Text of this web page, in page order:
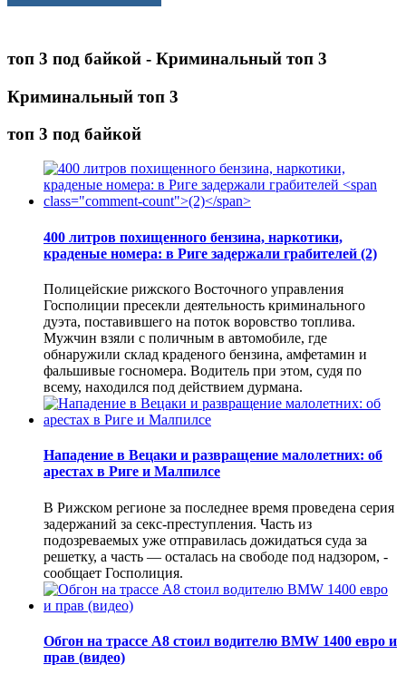
топ 3 под байкой - Криминальный топ 3
Криминальный топ 3
топ 3 под байкой
400 литров похищенного бензина, наркотики,
краденые номера: в Риге задержали грабителей (2)
Полицейские рижского Восточного управления
Госполиции пресекли деятельность криминального
дуэта, поставившего на поток воровство топлива.
Мужчин взяли с поличным в автомобиле, где
обнаружили склад краденого бензина, амфетамин и
фальшивые госномера. Водитель при этом, судя по
всему, находился под действием дурмана.
Нападение в Вецаки и развращение малолетних: об
арестах в Риге и Малпилсе
В Рижском регионе за последнее время проведена серия
задержаний за секс-преступления. Часть из
подозреваемых уже отправилась дожидаться суда за
решетку, а часть — осталась на свободе под надзором, -
сообщает Госполиция.
Обгон на трассе А8 стоил водителю BMW 1400 евро и
прав (видео)